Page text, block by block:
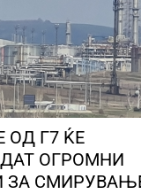
ОД Г7 ЌЕ
ОГРОМНИ